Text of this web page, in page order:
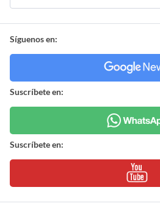
Síguenos en:
Suscríbete en:
Suscríbete en: